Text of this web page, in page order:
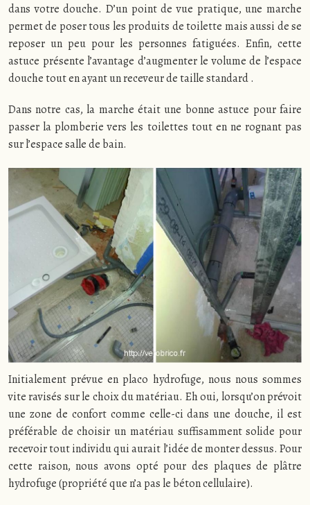
dans votre douche. D’un point de vue pratique, une marche
permet de poser tous les produits de toilette mais aussi de se
reposer un peu pour les personnes fatiguées. Enfin, cette
astuce présente l’avantage d’augmenter le volume de l’espace
douche tout en ayant un receveur de taille standard .
Dans notre cas, la marche était une bonne astuce pour faire
passer la plomberie vers les toilettes tout en ne rognant pas
sur l’espace salle de bain.
Initialement prévue en placo hydrofuge, nous nous sommes
vite ravisés sur le choix du matériau. Eh oui, lorsqu’on prévoit
une zone de confort comme celle-ci dans une douche, il est
préférable de choisir un matériau suffisamment solide pour
recevoir tout individu qui aurait l’idée de monter dessus. Pour
cette raison, nous avons opté pour des plaques de plâtre
hydrofuge (propriété que n’a pas le béton cellulaire).